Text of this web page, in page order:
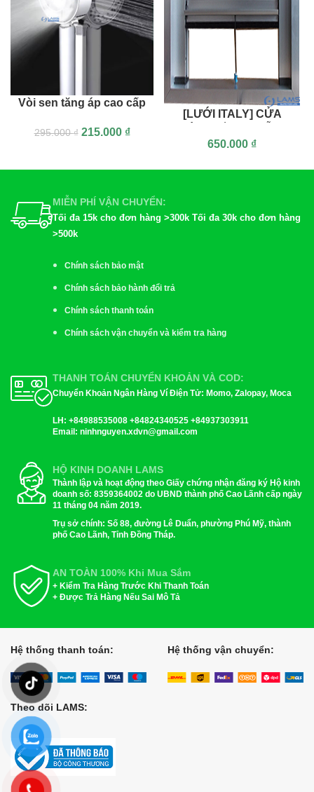
Vòi sen tăng áp cao cấp
phun VS824
295.000₫ 215.000 ₫
[LƯỚI ITALY] CỬA
CUỐN
650.000 ₫
MIỄN PHÍ VẬN CHUYỂN:
Tối đa 15k cho đơn hàng >300k Tối đa 30k cho đơn hàng
>500k
Chính sách bảo mật
Chính sách bảo hành đổi trả
Chính sách thanh toán
Chính sách vận chuyển và kiểm tra hàng
THANH TOÁN CHUYỂN KHOẢN VÀ COD:
Chuyển Khoản Ngân Hàng Ví Điện Tử: Momo, Zalopay, Moca
LH: +84988535008 +84824340525 +84937303911
Email: ninhnguyen.xdvn@gmail.com
HỘ KINH DOANH LAMS
Thành lập và hoạt động theo Giấy chứng nhận đăng ký Hộ kinh
doanh số: 8359364002 do UBND thành phố Cao Lãnh cấp ngày
11 tháng 04 năm 2019.
Trụ sở chính: Số 88, đường Lê Duẩn, phường Phú Mỹ, thành
phố Cao Lãnh, Tỉnh Đồng Tháp.
AN TOÀN 100% Khi Mua Sắm
+ Kiểm Tra Hàng Trước Khi Thanh Toán
+ Được Trả Hàng Nếu Sai Mô Tả
Hệ thống thanh toán: Hệ thống vận chuyển:
Theo dõi LAMS: